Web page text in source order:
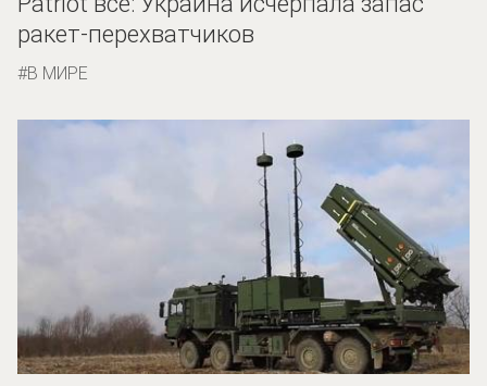
ракет-перехватчиков
В МИРЕ